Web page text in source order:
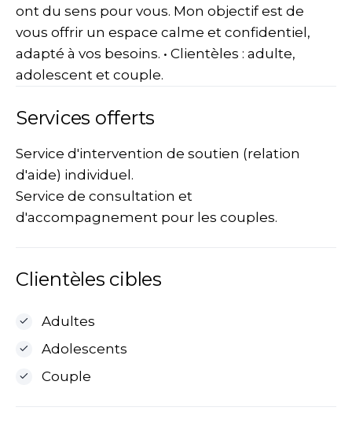
ont du sens pour vous. Mon objectif est de
vous offrir un espace calme et confidentiel,
adapté à vos besoins. • Clientèles : adulte,
adolescent et couple.
Services offerts
Service d'intervention de soutien (relation
d'aide) individuel.
Service de consultation et
d'accompagnement pour les couples.
Clientèles cibles
Adultes
Adolescents
Couple